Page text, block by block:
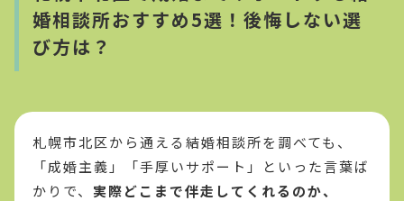
婚相談所おすすめ5選！後悔しない選
び方は？
札幌市北区から通える結婚相談所を調べても、
「成婚主義」「手厚いサポート」といった言葉ば
かりで、 実際どこまで伴走してくれるのか、